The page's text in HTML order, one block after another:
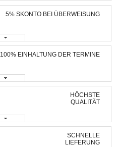
5% SKONTO BEI ÜBERWEISUNG
100% EINHALTUNG DER TERMINE
HÖCHSTE
QUALITÄT
SCHNELLE
LIEFERUNG